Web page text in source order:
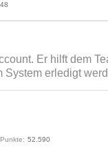
Er hilft dem
System erledigt
Punkte 52.590